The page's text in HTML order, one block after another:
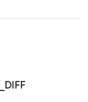
DIFF